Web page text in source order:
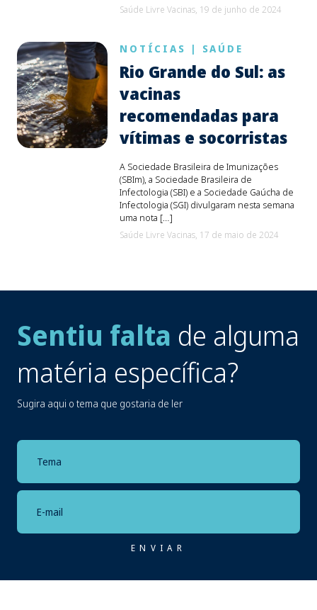
Saúde Livre Vacinas, 19 de junho de 2024
NOTÍCIAS | SAÚDE
Rio Grande do Sul: as
vacinas
recomendadas para
vítimas e socorristas
A Sociedade Brasileira de Imunizações
(SBIm), a Sociedade Brasileira de
Infectologia (SBI) e a Sociedade Gaúcha de
Infectologia (SGI) divulgaram nesta semana
uma nota […]
Saúde Livre Vacinas, 17 de maio de 2024
Sentiu falta de alguma
matéria específica?
Sugira aqui o tema que gostaria de ler